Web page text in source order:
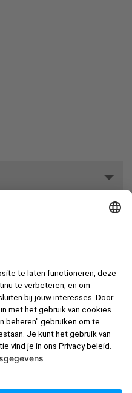
verzendkosten zoals in de
aangegeven.
2026
Over privacy